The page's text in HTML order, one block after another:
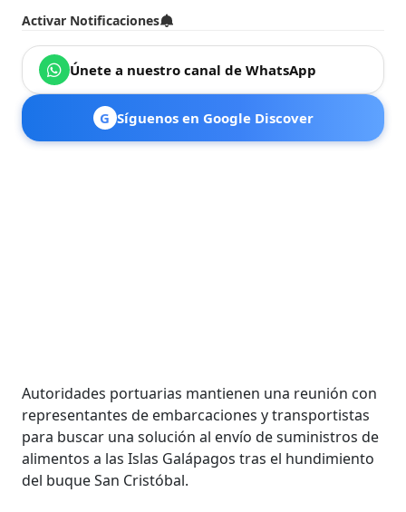
Activar Notificaciones
Únete a nuestro canal de WhatsApp
G Síguenos en Google Discover
Autoridades portuarias mantienen una reunión con
representantes de embarcaciones y transportistas
para buscar una solución al envío de suministros de
alimentos a las Islas Galápagos tras el hundimiento
del buque San Cristóbal.